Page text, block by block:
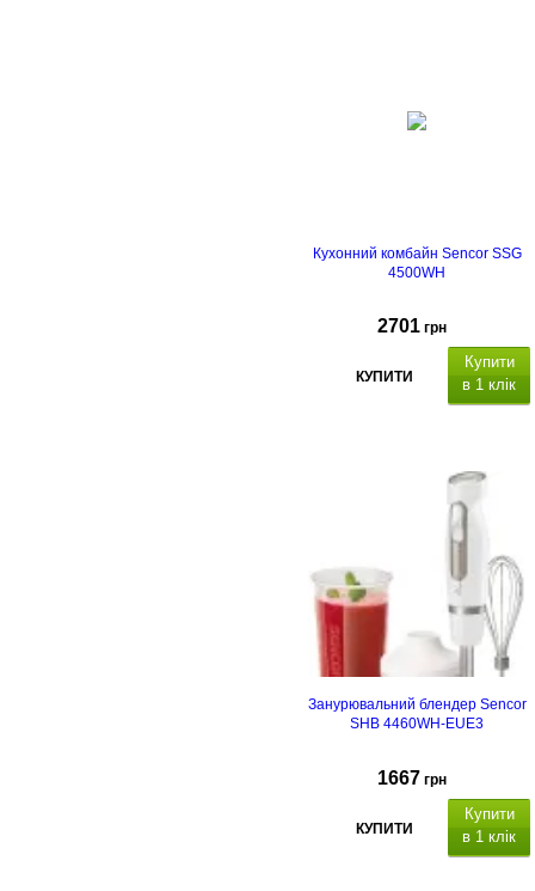
Кухонний комбайн Sencor SSG
4500WH
2701 грн
КУПИТИ
Купити
в 1 клік
Занурювальний блендер Sencor
SHB 4460WH-EUE3
1667 грн
КУПИТИ
Купити
в 1 клік